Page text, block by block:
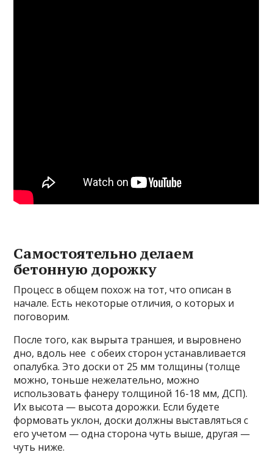
Самостоятельно делаем
бетонную дорожку
Процесс в общем похож на тот, что описан в
начале. Есть некоторые отличия, о которых и
поговорим.
После того, как вырыта траншея, и выровнено
дно, вдоль нее с обеих сторон устанавливается
опалубка. Это доски от 25 мм толщины (толще
можно, тоньше нежелательно, можно
использовать фанеру толщиной 16-18 мм, ДСП).
Их высота — высота дорожки. Если будете
формовать уклон, доски должны выставляться с
его учетом — одна сторона чуть выше, другая —
чуть ниже.